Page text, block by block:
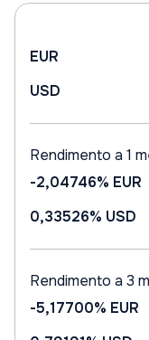
EUR
USD
Rendimento a 1
-2,04746% EUR
0,33526% USD
Rendimento a 3
-5,17700% EUR